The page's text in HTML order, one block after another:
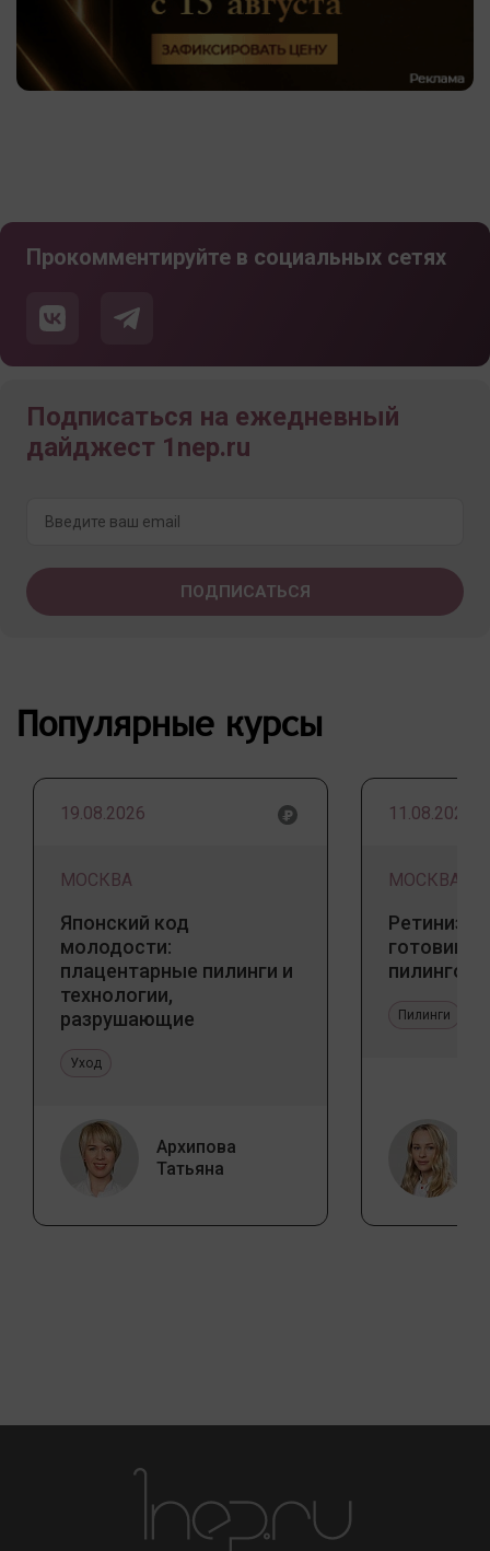
Прокомментируйте в социальных сетях
Подписаться на ежедневный
дайджест 1nep.ru
Популярные курсы
19.08.2026
МОСКВА
Японский код
молодости:
плацентарные пилинги и
технологии,
разрушающие
Уход
Архипова
Татьяна
11.08.2026
МОСКВА
готовим
пилингов
Пилинги